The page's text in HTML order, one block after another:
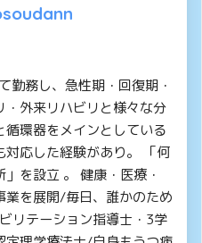
勤務し、急性期・回復期・
外来リハビリと様々な分
環器をメインとしている
応した経験があり。 「何
を設立 。 健康・医療・
業を展開/毎日、誰かのため
リテーション指導士・3学